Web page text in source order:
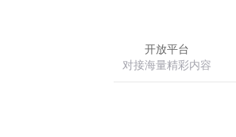
开放平台
对接海量精彩内容